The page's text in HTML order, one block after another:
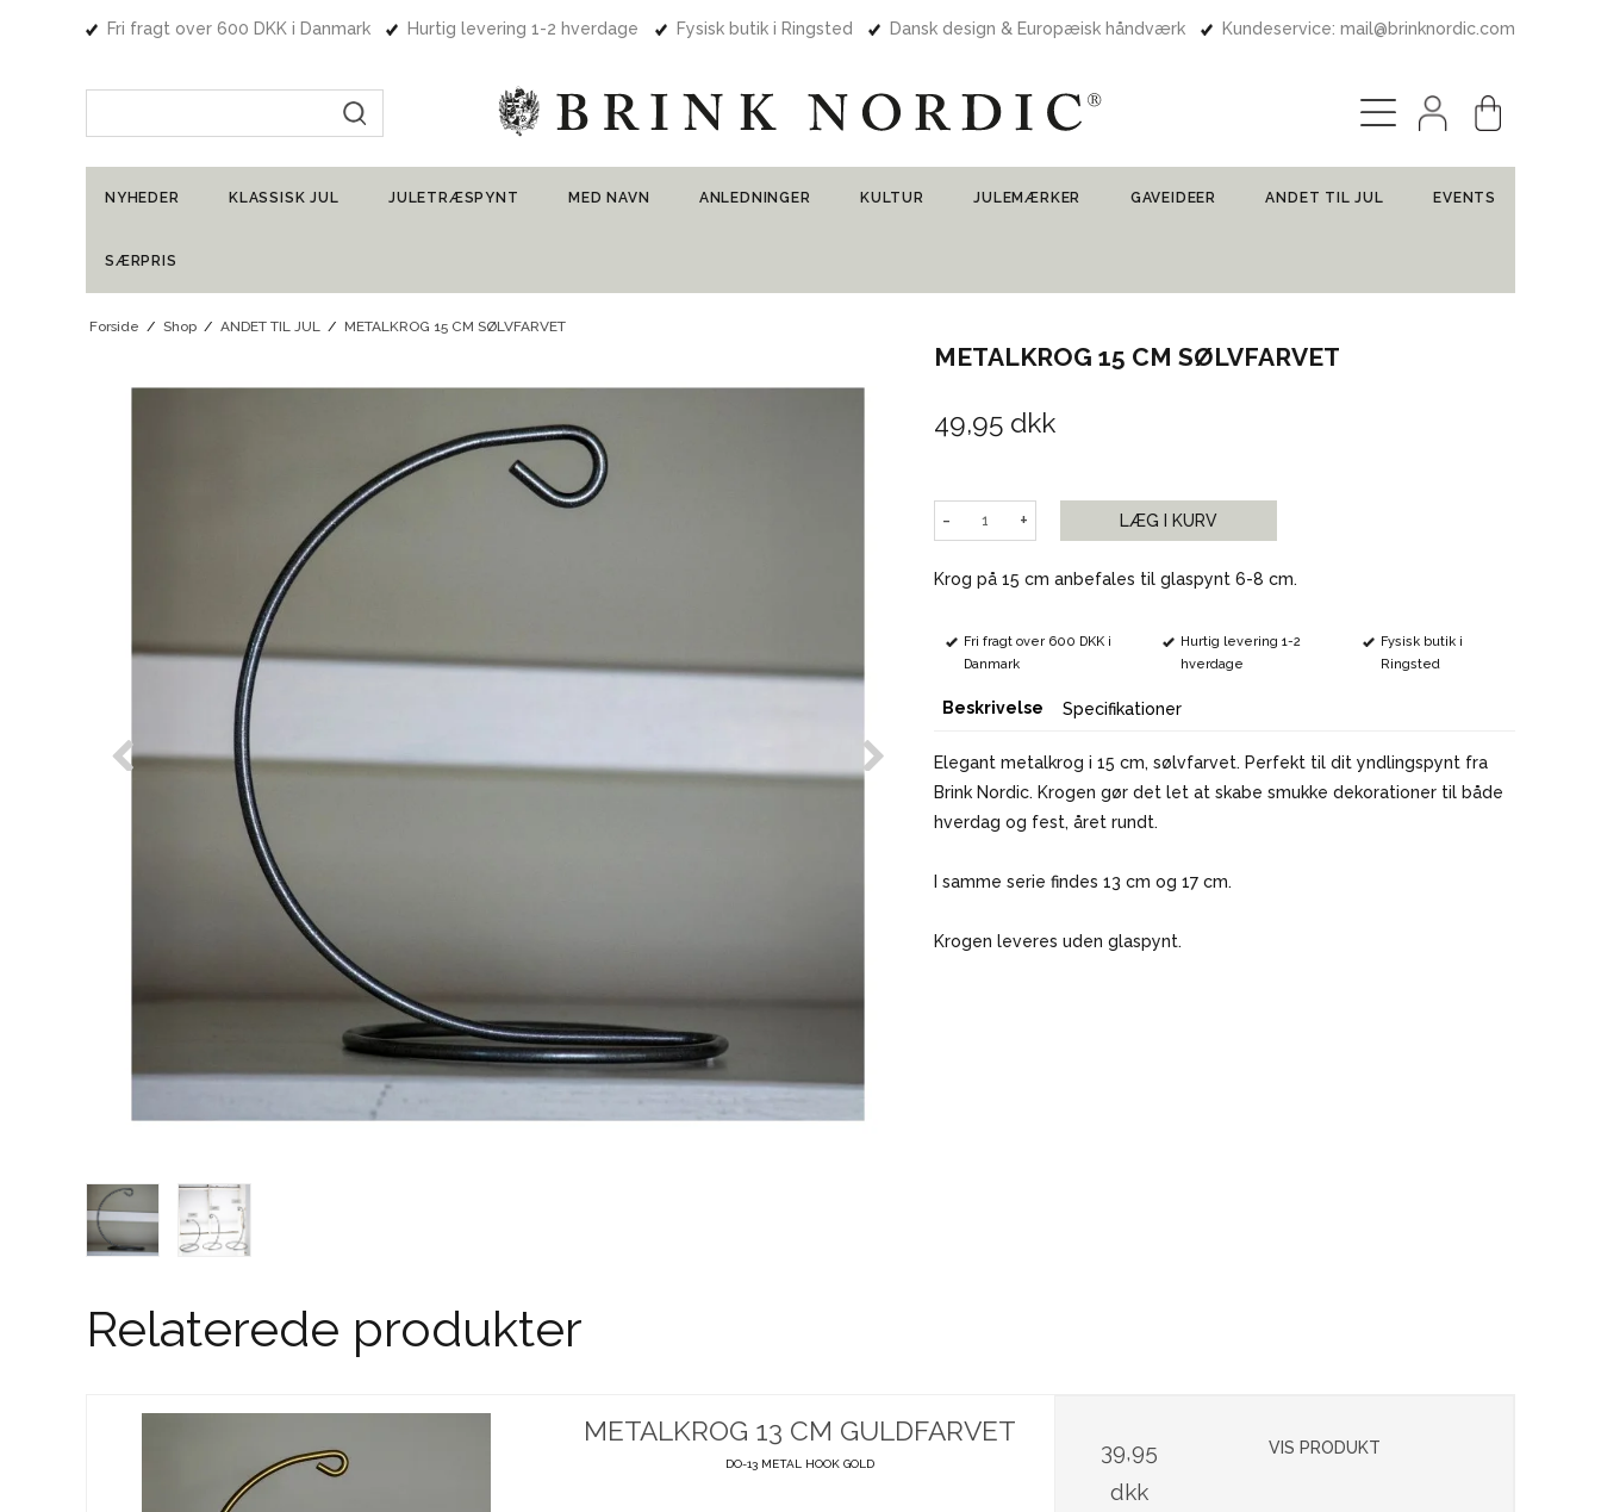
Fri fragt over 600 DKK i Danmark Hurtig levering 1-2 hverdage Fysisk butik i Ringsted Dansk design & Europæisk håndværk Kundeservice: mail@brinknordic.com
NYHEDER KLASSISK JUL JULETRÆSPYNT MED NAVN ANLEDNINGER KULTUR JULEMÆRKER GAVEIDEER ANDET TIL JUL EVENTS
SÆRPRIS
Forside / Shop / ANDET TIL JUL / METALKROG 15 CM SØLVFARVET
METALKROG 15 CM SØLVFARVET
49,95 dkk
- + LÆG I KURV
Krog på 15 cm anbefales til glaspynt 6-8 cm.
Fri fragt over 600 DKK i
Danmark
Hurtig levering 1-2
hverdage
Fysisk butik i
Ringsted
Beskrivelse Specifikationer
Elegant metalkrog i 15 cm, sølvfarvet. Perfekt til dit yndlingspynt fra
Brink Nordic. Krogen gør det let at skabe smukke dekorationer til både
hverdag og fest, året rundt.
I samme serie findes 13 cm og 17 cm.
Krogen leveres uden glaspynt.
Relaterede produkter
METALKROG 13 CM GULDFARVET
DO-13 METAL HOOK GOLD
39,95
dkk
VIS PRODUKT